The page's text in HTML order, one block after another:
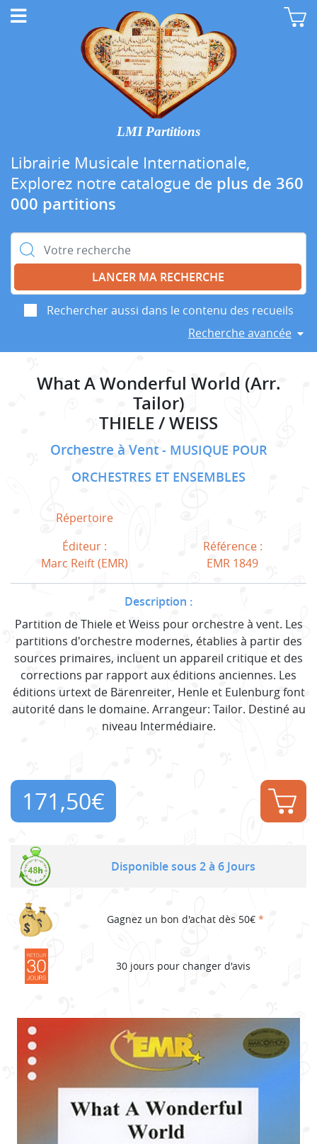
LMI Partitions
Librairie Musicale Internationale,
Explorez notre catalogue de plus de 360
000 partitions
Rechercher :
Rechercher aussi dans le contenu des recueils
Recherche avancée
What A Wonderful World (Arr.
Tailor)
THIELE / WEISS
Orchestre à Vent
MUSIQUE POUR
ORCHESTRES ET ENSEMBLES
Répertoire
Éditeur :
Marc Reift (EMR)
Référence :
EMR 1849
Description :
Partition de Thiele et Weiss pour orchestre à vent. Les
partitions d'orchestre modernes, établies à partir des
sources primaires, incluent un appareil critique et des
corrections par rapport aux éditions anciennes. Les
éditions urtext de Bärenreiter, Henle et Eulenburg font
autorité dans le domaine. Arrangeur: Tailor. Destiné au
niveau Intermédiaire.
171,50€
Disponible sous 2 à 6 Jours
Gagnez un bon d'achat dès 50€ *
30 jours pour changer d'avis